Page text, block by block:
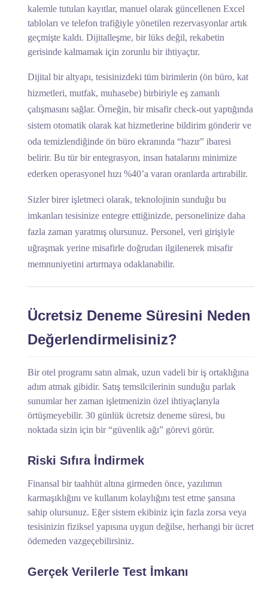
kalemle tutulan kayıtlar, manuel olarak güncellenen Excel
tabloları ve telefon trafiğiyle yönetilen rezervasyonlar artık
geçmişte kaldı. Dijitalleşme, bir lüks değil, rekabetin
gerisinde kalmamak için zorunlu bir ihtiyaçtır.
Dijital bir altyapı, tesisinizdeki tüm birimlerin (ön büro, kat
hizmetleri, mutfak, muhasebe) birbiriyle eş zamanlı
çalışmasını sağlar. Örneğin, bir misafir check-out yaptığında
sistem otomatik olarak kat hizmetlerine bildirim gönderir ve
oda temizlendiğinde ön büro ekranında “hazır” ibaresi
belirir. Bu tür bir entegrasyon, insan hatalarını minimize
ederken operasyonel hızı %40’a varan oranlarda artırabilir.
Sizler birer işletmeci olarak, teknolojinin sunduğu bu
imkanları tesisinize entegre ettiğinizde, personelinize daha
fazla zaman yaratmış olursunuz. Personel, veri girişiyle
uğraşmak yerine misafirle doğrudan ilgilenerek misafir
memnuniyetini artırmaya odaklanabilir.
Ücretsiz Deneme Süresini Neden
Değerlendirmelisiniz?
Bir otel programı satın almak, uzun vadeli bir iş ortaklığına
adım atmak gibidir. Satış temsilcilerinin sunduğu parlak
sunumlar her zaman işletmenizin özel ihtiyaçlarıyla
örtüşmeyebilir. 30 günlük ücretsiz deneme süresi, bu
noktada sizin için bir “güvenlik ağı” görevi görür.
Riski Sıfıra İndirmek
Finansal bir taahhüt altına girmeden önce, yazılımın
karmaşıklığını ve kullanım kolaylığını test etme şansına
sahip olursunuz. Eğer sistem ekibiniz için fazla zorsa veya
tesisinizin fiziksel yapısına uygun değilse, herhangi bir ücret
ödemeden vazgeçebilirsiniz.
Gerçek Verilerle Test İmkanı